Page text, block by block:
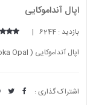
اپال آنداموکایی
بازدید : 6244 |
اپال آنداموکایی ( Andamooka Opal )
اشتراک گذاری :